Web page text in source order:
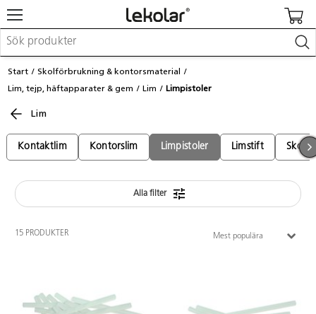
Möbler & inredning
Lekplatsutrustning & utemiljö
Leka
Lära
Barnvagnar & småbarnsartiklar
Skolförbrukning & kontorsmaterial
Logga in / Registrera dig
Hitta din säljare
Start
Skolförbrukning & kontorsmaterial
Lim, tejp, häftapparater & gem
Lim Limpistoler
Lim
Kontaktlim Kontorslim Limpistoler Limstift
Alla filter
15 PRODUKTER Mest populära